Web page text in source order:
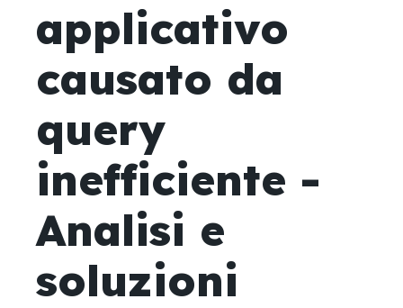
applicativo
causato da
query
inefficiente -
Analisi e
soluzioni